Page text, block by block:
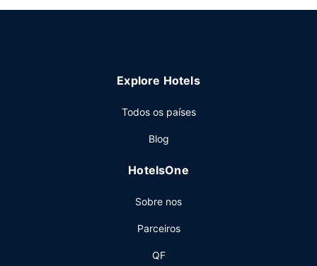
assistência multilingue e uma lavandaria. Há
Explore Hotels
Todos os países
Blog
HotelsOne
Sobre nos
Parceiros
QF